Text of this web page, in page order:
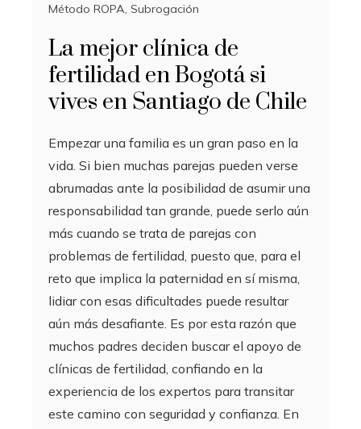
Método ROPA, Subrogación
La mejor clínica de
fertilidad en Bogotá si
vives en Santiago de Chile
Empezar una familia es un gran paso en la
vida. Si bien muchas parejas pueden verse
abrumadas ante la posibilidad de asumir una
responsabilidad tan grande, puede serlo aún
más cuando se trata de parejas con
problemas de fertilidad, puesto que, para el
reto que implica la paternidad en sí misma,
lidiar con esas dificultades puede resultar
aún más desafiante. Es por esta razón que
muchos padres deciden buscar el apoyo de
clínicas de fertilidad, confiando en la
experiencia de los expertos para transitar
este camino con seguridad y confianza. En